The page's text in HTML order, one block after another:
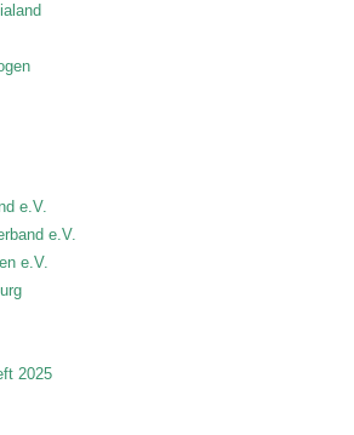
e.V.
e.V.
e.V.
2025